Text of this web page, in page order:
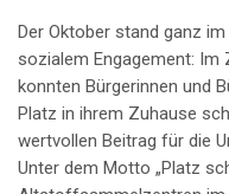
Der Oktober stand ganz
sozialem Engagement: Im
konnten Bürgerinnen und
Platz in ihrem Zuhause
wertvollen Beitrag für die
Unter dem Motto „Platz